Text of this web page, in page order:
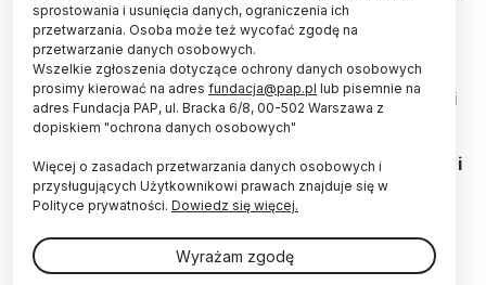
Fot. Adobe Stock
O utworzenie dwóch odrębnych ministerstw:
nauki i szkolnictwa wyższego oraz edukacji w
miejsce istniejącego Ministerstwa Edukacji i Nauki
zaapelowali w środę do polityków prezes Polskiej
Akademii Nauk, prezes Fundacji na rzecz Nauki
Polskiej oraz przewodniczący Rady Głównej Nauki i
Szkolnictwa Wyższego.
"Z całą mocą apelujemy o utworzenie odrębnych
ministerstw Nauki i Szkolnictwa Wyższego oraz
sprostowania i usunięcia danych, ograniczenia ich
przetwarzania. Osoba może też wycofać zgodę na
przetwarzanie danych osobowych.
Wszelkie zgłoszenia dotyczące ochrony danych osobowych
prosimy kierować na adres fundacja@pap.pl lub pisemnie na
adres Fundacja PAP, ul. Bracka 6/8, 00-502 Warszawa z
dopiskiem "ochrona danych osobowych"
Więcej o zasadach przetwarzania danych osobowych i
przysługujących Użytkownikowi prawach znajduje się w
Polityce prywatności. Dowiedz się więcej.
Wyrażam zgodę